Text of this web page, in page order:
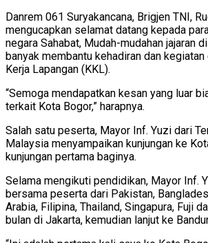
Danrem 061 Suryakancana, Brigjen TNI,
mengucapkan selamat datang kepada
negara Sahabat, Mudah-mudahan jajaran
banyak membantu kehadiran dan
Kerja Lapangan (KKL).
“Semoga mendapatkan kesan yang luar
terkait Kota Bogor,” harapnya.
Salah satu peserta, Mayor Inf. Yuzi dari
Malaysia menyampaikan kunjungan ke
kunjungan pertama baginya.
Selama mengikuti pendidikan, Mayor Inf.
bersama peserta dari Pakistan,
Arabia, Filipina, Thailand, Singapura, Fuji
bulan di Jakarta, kemudian lanjut ke